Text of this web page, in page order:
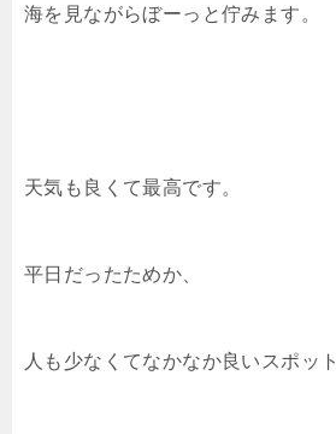
海を見ながらぼーっと佇みます。
天気も良くて最高です。
平日だったためか、
人も少なくてなかなか良いスポット